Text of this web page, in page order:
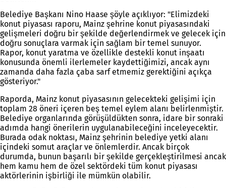
Belediye Başkanı Nino Haase şöyle açıklıyor: "Elimizdeki
konut piyasası raporu, Mainz şehrine konut piyasasındaki
gelişmeleri doğru bir şekilde değerlendirmek ve gelecek için
doğru sonuçlara varmak için sağlam bir temel sunuyor.
Rapor, konut yaratma ve özellikle destekli konut inşaatı
konusunda önemli ilerlemeler kaydettiğimizi, ancak aynı
zamanda daha fazla çaba sarf etmemiz gerektiğini açıkça
gösteriyor."
Raporda, Mainz konut piyasasının gelecekteki gelişimi için
toplam 28 öneri içeren beş temel eylem alanı belirlenmiştir.
Belediye organlarında görüşüldükten sonra, idare bir sonraki
adımda hangi önerilerin uygulanabileceğini inceleyecektir.
Burada odak noktası, Mainz şehrinin belediye yetki alanı
içindeki somut araçlar ve önlemlerdir. Ancak birçok
durumda, bunun başarılı bir şekilde gerçekleştirilmesi ancak
hem kamu hem de özel sektördeki tüm konut piyasası
aktörlerinin işbirliği ile mümkün olabilir.